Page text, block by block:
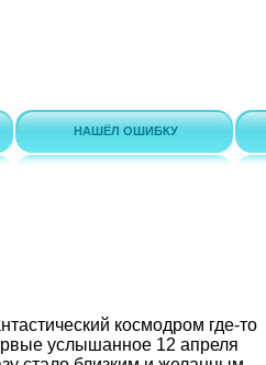
НАШЁЛ ОШИБКУ
космодром где-то
услышанное 12 апреля